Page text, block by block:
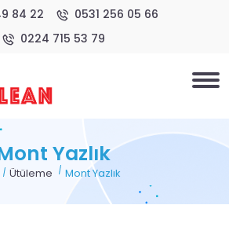
84 22
0531 256 05 66
0224 715 53 79
Yazlık
Ütüleme Mont Yazlık